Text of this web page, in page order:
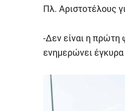
Πλ. Αριστοτέλους
-Δεν είναι η πρώτη
ενημερώνει